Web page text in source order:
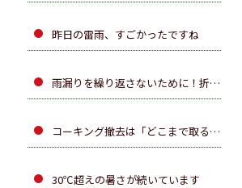
昨日の雷雨、すごかったですね
雨漏りを繰り返さないために！折板屋根のカバー工法を行 いました
コーキング撤去は「どこまで取るか」が大切です！
30℃超えの暑さが続いています